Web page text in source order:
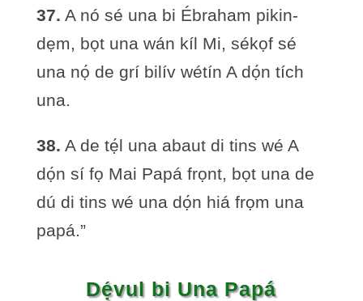
37. A nó sé una bi Ébraham pikin-
dẹm, bọt una wán kíl Mi, sékọf sé
una nọ́ de grí bilív wétín A dọ́n tích
una.
38. A de tẹ́l una abaut di tins wé A
dọ́n sí fọ Mai Papá frọnt, bọt una de
dú di tins wé una dọ́n hiá frọm una
papá.”
Dẹ́vul bi Una Papá